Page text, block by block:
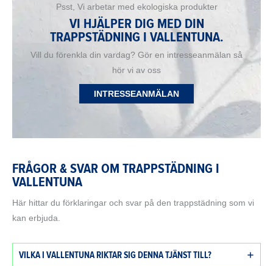
Psst, Vi arbetar med ekologiska produkter
VI HJÄLPER DIG MED DIN
TRAPPSTÄDNING I VALLENTUNA.
Vill du förenkla din vardag? Gör en intresseanmälan så
hör vi av oss
INTRESSEANMÄLAN
FRÅGOR & SVAR OM TRAPPSTÄDNING I
VALLENTUNA
Här hittar du förklaringar och svar på den trappstädning som vi
kan erbjuda.
VILKA I VALLENTUNA RIKTAR SIG DENNA TJÄNST TILL?